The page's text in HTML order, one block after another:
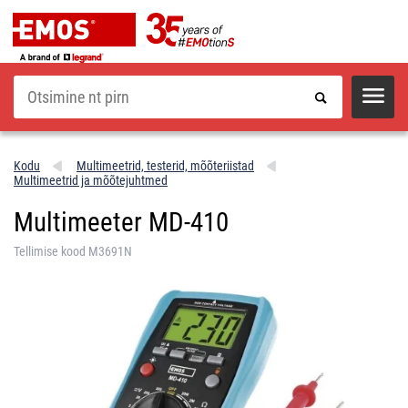
Otsi
Kodu
Multimeetrid, testerid, mõõteriistad
Multimeetrid ja mõõtejuhtmed
Multimeeter MD-410
Tellimise kood M3691N